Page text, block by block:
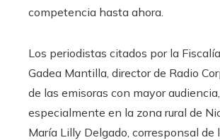
competencia hasta ahora.
Los periodistas citados por la
Gadea Mantilla, director de Radio
de las emisoras con mayor audiencia,
especialmente en la zona rural de
María Lilly Delgado, corresponsal de